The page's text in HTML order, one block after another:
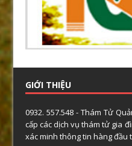
GIỚI THIỆU
0932. 557.548 - Thám Tử
cấp các dịch vụ thám tử gia
xác minh thông tin hàng đầu